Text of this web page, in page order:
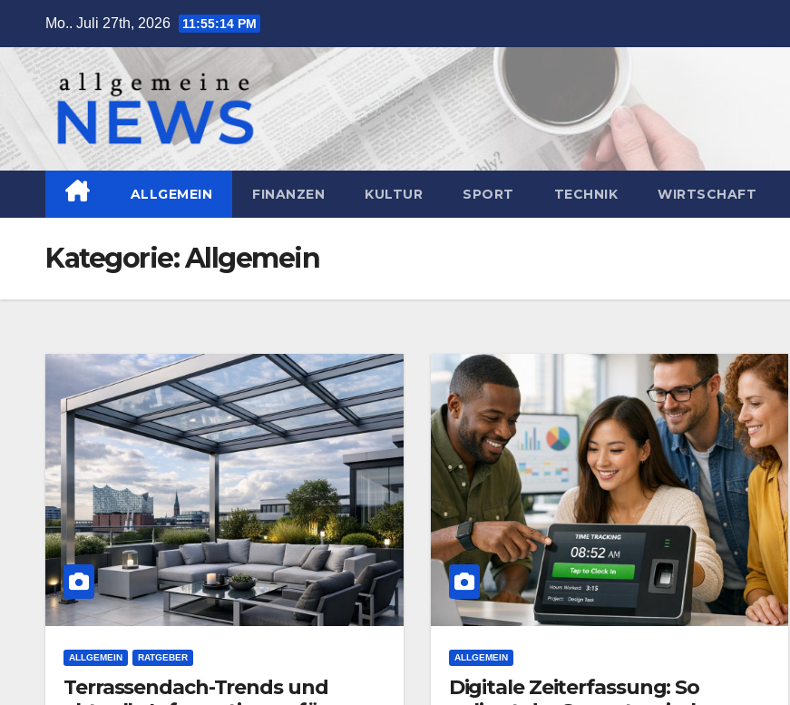
springen
Mo.. Juli 27th, 2026 11:55:16 PM
ALLGEMEIN FINANZEN KULTUR SPORT TECHNIK WIRTSCHAFT
Kategorie:Allgemein
ALLGEMEIN RATGEBER
Terrassendach-Trends und
ALLGEMEIN
Digitale Zeiterfassung: So